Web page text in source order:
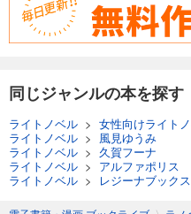
同じジャンルの本を探す
ライトノベル > 女性向けライト
ライトノベル > 風見ゆうみ
ライトノベル > 久賀フーナ
ライトノベル > アルファポリス
ライトノベル > レジーナブックス